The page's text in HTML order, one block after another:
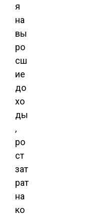
я
на
вы
ро
сш
ие
до
хо
ды
,
ро
ст
зат
рат
на
ко